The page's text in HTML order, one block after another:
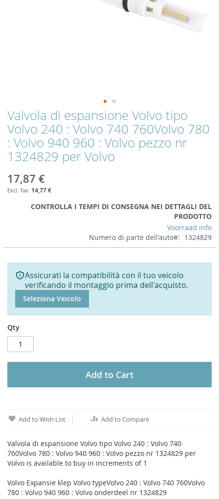
Skip
to
the
beginning
of
the
gallery
Valvola di espansione Volvo tipo
Volvo 240 : Volvo 740 760Volvo 780
: Volvo 940 960 : Volvo pezzo nr
1324829 per Volvo
17,87 €
14,77 €
CONTROLLA I TEMPI DI CONSEGNA NEI DETTAGLI DEL
PRODOTTO
Voorraad info
Numero di parte dell'auto
1324829
Assicurati la compatibilità con il tuo veicolo
verificando il montaggio prima dell'acquisto.
Seleziona Veicolo
Qty
Add to Cart
Add to Wish List Add to Compare
Valvola di espansione Volvo tipo Volvo 240 : Volvo 740
760Volvo 780 : Volvo 940 960 : Volvo pezzo nr 1324829 per
Volvo is available to buy in increments of 1
Volvo Expansie klep Volvo typeVolvo 240 : Volvo 740 760Volvo
780 : Volvo 940 960 : Volvo onderdeel nr 1324829